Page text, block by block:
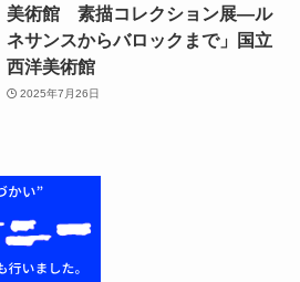
美術館 素描コレクション展―ル
ネサンスからバロックまで」国立
西洋美術館
2025年7月26日